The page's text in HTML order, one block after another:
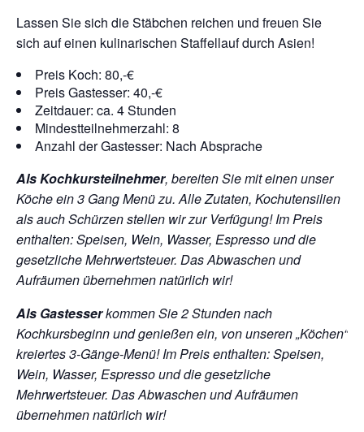
Lassen Sie sich die Stäbchen reichen und freuen Sie
sich auf einen kulinarischen Staffellauf durch Asien!
Preis Koch: 80,-€
Preis Gastesser: 40,-€
Zeitdauer: ca. 4 Stunden
Mindestteilnehmerzahl: 8
Anzahl der Gastesser: Nach Absprache
Als Kochkursteilnehmer, bereiten Sie mit einen unser
Köche ein 3 Gang Menü zu. Alle Zutaten, Kochutensilien
als auch Schürzen stellen wir zur Verfügung!Im Preis
enthalten: Speisen, Wein, Wasser, Espresso und die
gesetzliche Mehrwertsteuer. Das Abwaschen und
Aufräumen übernehmen natürlich wir!
Als Gastesserkommen Sie 2 Stunden nach
Kochkursbeginn und genießen ein, von unseren „Köchen“
kreiertes 3-Gänge-Menü!Im Preis enthalten: Speisen,
Wein, Wasser, Espresso und die gesetzliche
Mehrwertsteuer. Das Abwaschen und Aufräumen
übernehmen natürlich wir!